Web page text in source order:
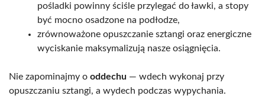
pośladki powinny ściśle przylegać do ławki, a stopy
być mocno osadzone na podłodze,
zrównoważone opuszczanie sztangi oraz energiczne
wyciskanie maksymalizują nasze osiągnięcia.
Nie zapominajmy o oddechu — wdech wykonaj przy
opuszczaniu sztangi, a wydech podczas wypychania.